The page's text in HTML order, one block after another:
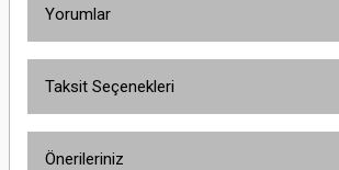
Yorumlar
Taksit Seçenekleri
Önerileriniz